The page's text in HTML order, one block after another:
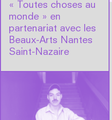
« Toutes choses au
monde » en
partenariat avec les
Beaux-Arts Nantes
Saint-Nazaire